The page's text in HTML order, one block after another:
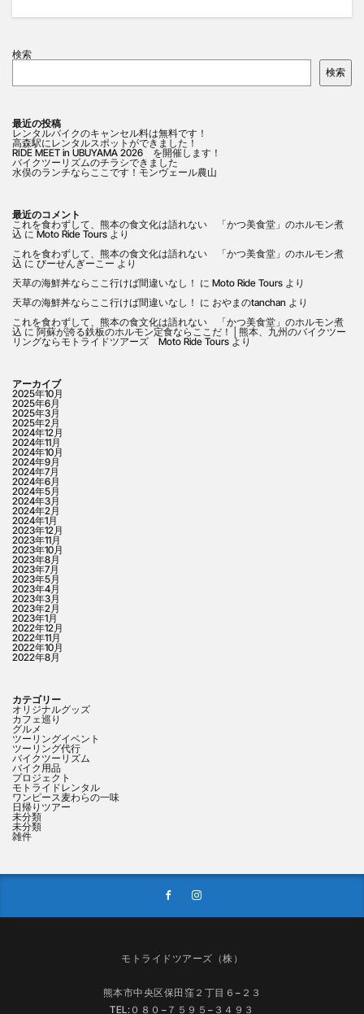
検索
検索
最近の投稿
レンタルバイクのキャンセル料は無料です！
高森駅にレンタルスポットができました！
RIDE MEET in UBUYAMA 2026 を開催します！
バイクツーリズムのチラシできました
水俣のランチならここです！モンヴェール農山
最近のコメント
これを食わずして、熊本の食文化は語れない 「かつ美食堂」のホルモン煮
込 にMoto Ride Toursより
これを食わずして、熊本の食文化は語れない 「かつ美食堂」のホルモン煮
込 にびーせんぎーこーより
天草の海鮮丼ならここ行けば間違いなし！ に Moto Ride Tours より
天草の海鮮丼ならここ行けば間違いなし！ に おやまのtanchan より
これを食わずして、熊本の食文化は語れない 「かつ美食堂」のホルモン煮
込 に阿蘇が誇る鉄板のホルモン定食ならここだ！│熊本、九州のバイクツー
リングならモトライドツアーズ Moto Ride Tours より
アーカイブ
2025年10月
2025年6月
2025年3月
2025年2月
2024年12月
2024年11月
2024年10月
2024年9月
2024年7月
2024年6月
2024年5月
2024年3月
2024年2月
2024年1月
2023年12月
2023年11月
2023年10月
2023年8月
2023年7月
2023年5月
2023年4月
2023年3月
2023年2月
2023年1月
2022年12月
2022年11月
2022年10月
2022年8月
カテゴリー
オリジナルグッズ
カフェ巡り
グルメ
ツーリングイベント
ツーリング代行
バイクツーリズム
バイク用品
プロジェクト
モトライドレンタル
ワンピース麦わらの一味
日帰りツアー
未分類
未分類
雑件
モトライドツアーズ（株）
熊本市中央区保田窪２丁目６−２３
TEL:０８０−７５９５−３４９３